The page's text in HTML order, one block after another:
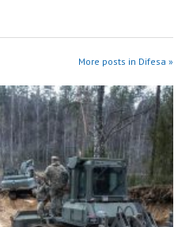
More posts in Difesa »